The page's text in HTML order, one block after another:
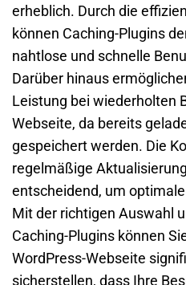
erheblich. Durch die
können Caching-Plugins
nahtlose und schnelle
Darüber hinaus
Leistung bei wiederholten
Webseite, da bereits
gespeichert werden. Die
regelmäßige
entscheidend, um
Mit der richtigen Auswahl
Caching-Plugins können
WordPress-Webseite
sicherstellen, dass Ihre